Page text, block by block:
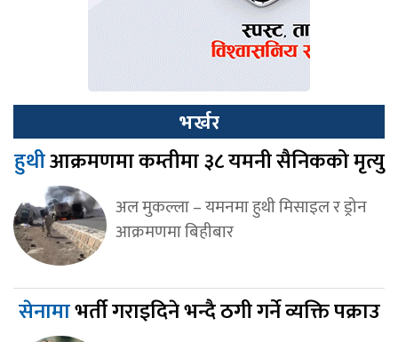
भर्खर
हुथीआक्रमणमा कम्तीमा ३८ यमनी सैनिकको मृत्यु
अल मुकल्ला – यमनमा हुथी मिसाइल र ड्रोन
आक्रमणमा बिहीबार
सेनामाभर्ती गराइदिने भन्दै ठगी गर्ने व्यक्ति पक्राउ